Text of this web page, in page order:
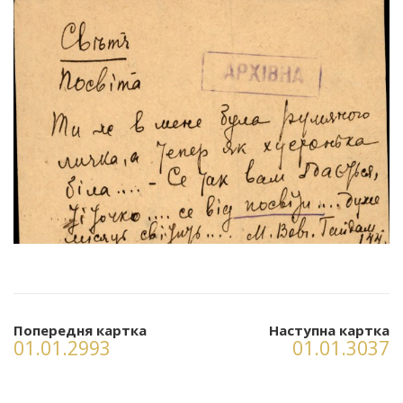
Попередня картка
01.01.2993
Наступна картка
01.01.3037